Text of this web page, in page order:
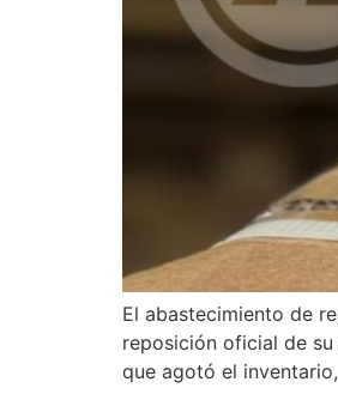
El abastecimiento de
reposición oficial de
que agotó el